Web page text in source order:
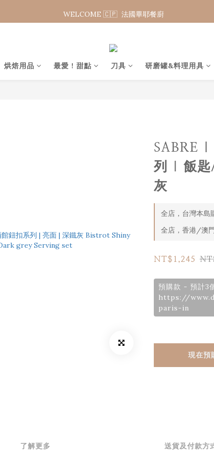
WELCOME 🇨🇵  法國畢耶餐廚
WELCOME 🇨🇵  法國畢耶餐廚
烘焙用品
最愛 ! 甜點 刀具 研磨罐&料理用具
SABRE |
列 | 飯
灰
全店，台灣本島
全店，香港/澳
NT$1,245
預購款 - 預計3
https://
paris-in
現在預
了解更多 送貨及付款方